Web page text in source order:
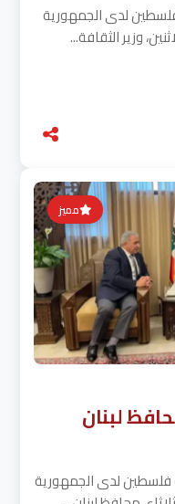
دولة فلسطين لدى الجمهورية
وزير الثقافة...
مميز
لبنان
دولة فلسطين لدى الجمهورية